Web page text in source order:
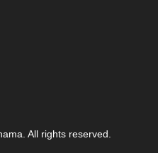
All rights reserved.